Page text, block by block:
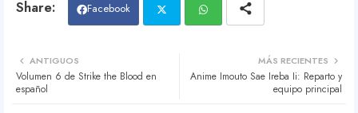
Facebook
atsa
MÁS RECIENTES
Anime Imouto Sae Ireba Ii: Reparto y
equipo principal
ANTIGUOS
Volumen 6 de Strike the Blood en
español